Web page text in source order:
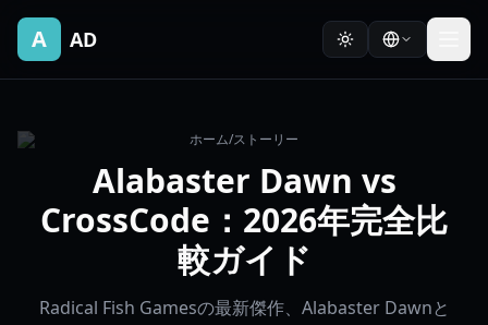
A AD
ホーム/ストーリー
Alabaster Dawn vs
CrossCode：2026年完全比
較ガイド
Radical Fish Gamesの最新傑作、Alabaster Dawnと